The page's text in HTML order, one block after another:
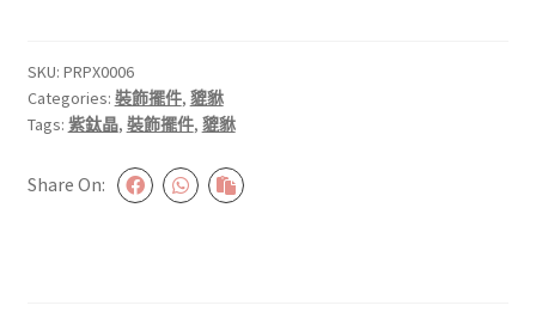
貅
小
擺
#PRPX0006
SKU: PRPX0006
Categories: 裝飾擺件, 貔貅
Tags: 紫鈦晶, 裝飾擺件, 貔貅
Share On: